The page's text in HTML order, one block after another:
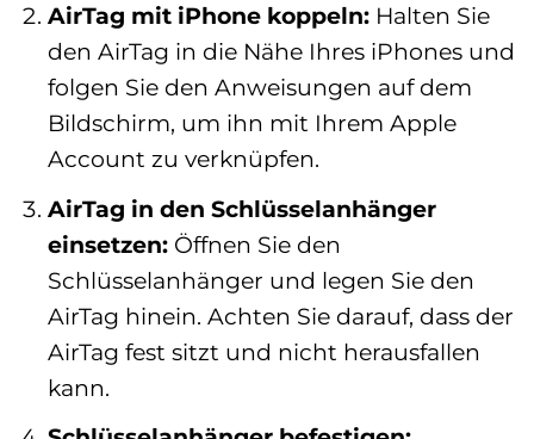
AirTag mit iPhone koppeln: Halten Sie
den AirTag in die Nähe Ihres iPhones und
folgen Sie den Anweisungen auf dem
Bildschirm, um ihn mit Ihrem Apple
Account zu verknüpfen.
AirTag in den Schlüsselanhänger
einsetzen: Öffnen Sie den
Schlüsselanhänger und legen Sie den
AirTag hinein. Achten Sie darauf, dass der
AirTag fest sitzt und nicht herausfallen
kann.